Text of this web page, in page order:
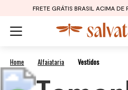
FRETE GRÁTIS BRASIL ACIMA DE
Alfaiataria Vestidos